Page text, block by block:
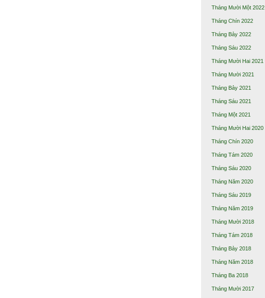
Tháng Mười Một 2022
Tháng Chín 2022
Tháng Bảy 2022
Tháng Sáu 2022
Tháng Mười Hai 2021
Tháng Mười 2021
Tháng Bảy 2021
Tháng Sáu 2021
Tháng Một 2021
Tháng Mười Hai 2020
Tháng Chín 2020
Tháng Tám 2020
Tháng Sáu 2020
Tháng Năm 2020
Tháng Sáu 2019
Tháng Năm 2019
Tháng Mười 2018
Tháng Tám 2018
Tháng Bảy 2018
Tháng Năm 2018
Tháng Ba 2018
Tháng Mười 2017